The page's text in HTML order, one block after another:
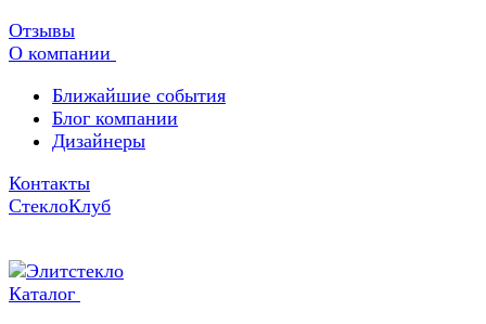
Отзывы
О компании
Ближайшие события
Блог компании
Дизайнеры
Контакты
СтеклоКлуб
Каталог